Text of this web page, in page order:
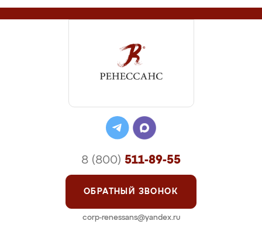
8 (800) 511-89-55
ОБРАТНЫЙ ЗВОНОК
corp-renessans@yandex.ru